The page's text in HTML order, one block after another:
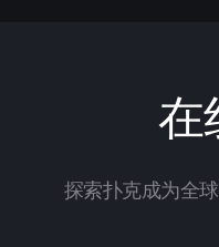
在
探索扑克成为全